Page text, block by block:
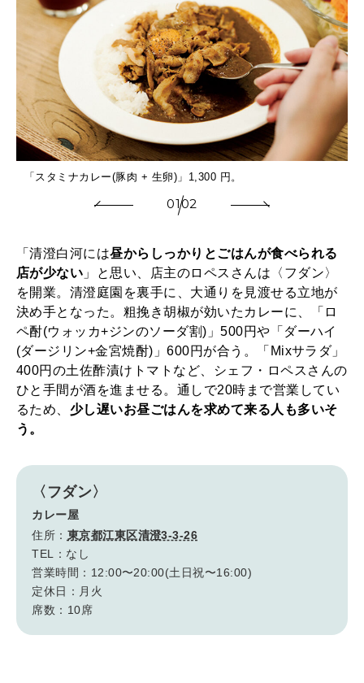
「スタミナカレー(豚肉 + 生卵)」1,300 円。
0102
「清澄白河には昼からしっかりとごはんが食べられる
店が少ない 」と思い、店主のロペスさんは〈フダン〉
を開業。清澄庭園を裏手に、大通りを見渡せる立地が
決め手となった。粗挽き胡椒が効いたカレーに、「ロ
ペ酎(ウォッカ+ジンのソーダ割)」500円や「ダーハイ
(ダージリン+金宮焼酎)」600円が合う。「Mixサラダ」
400円の土佐酢漬けトマトなど、シェフ・ロペスさんの
ひと手間が酒を進ませる。通しで20時まで営業してい
るため、 少し遅いお昼ごはんを求めて来る人も多いそ
う。
〈フダン〉
カレー屋
住所： 東京都江東区清澄3-3-26
TEL：なし
営業時間：12:00〜20:00(土日祝〜16:00)
定休日：月火
席数：10席